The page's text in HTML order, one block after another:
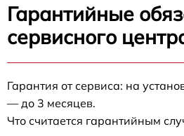
Гарантийные
сервисного
Гарантия от сервиса: на
— до 3 месяцев.
Что считается гарантийным